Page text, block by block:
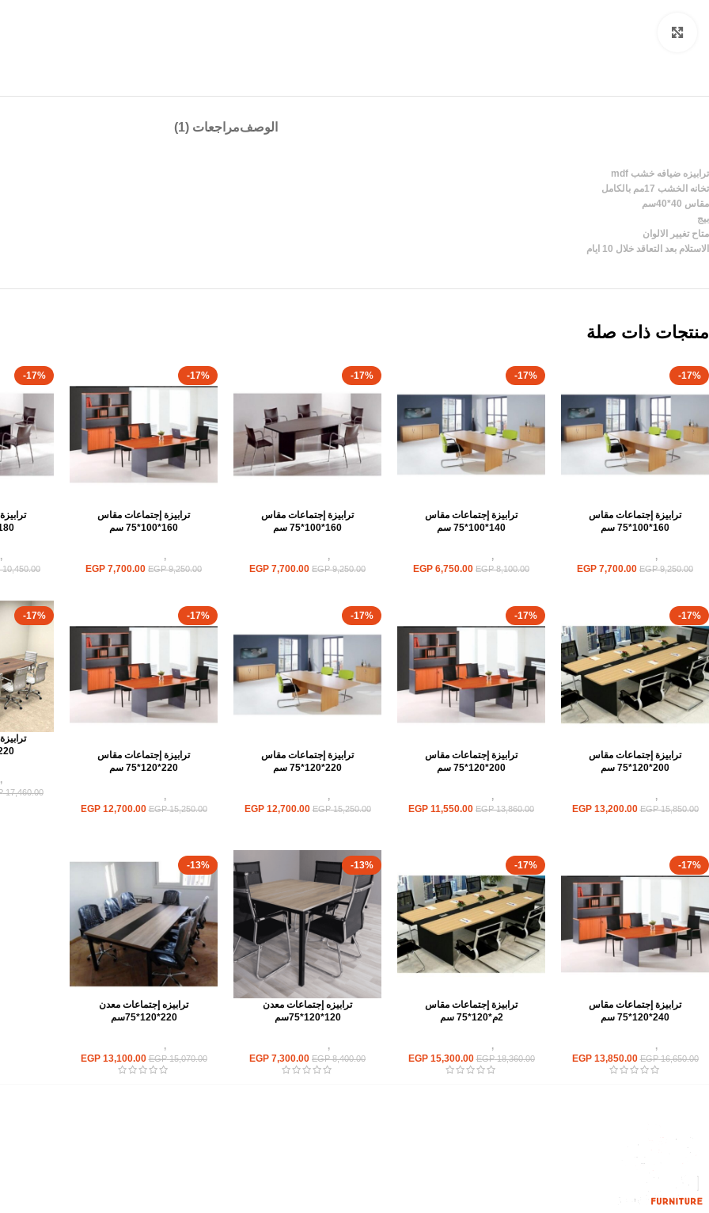
الوصفمراجعات (1)
ترابيزه ضيافه خشب mdf
تخانه الخشب 17مم بالكامل
مقاس 40*40سم
بيج
متاح تغيير الالوان
الاستلام بعد التعاقد خلال 10 ايام
منتجات ذات صلة
-17%
ترابيزة إجتماعات مقاس
160*100*75 سم
ترابيزات,
EGP9,250.00
EGP 7,700.00
-17%
ترابيزة إجتماعات مقاس
140*100*75 سم
ترابيزات,
EGP8,100.00
EGP 6,750.00
-17%
ترابيزة إجتماعات مقاس
160*100*75 سم
ترابيزات,
EGP9,250.00
EGP 7,700.00
-17%
ترابيزة إجتماعات مقاس
160*100*75 سم
ترابيزات,
EGP9,250.00
EGP 7,700.00
-17%
ترابيزات
10,450.00
-17%
ترابيزة إجتماعات مقاس
200*120*75 سم
ترابيزات,
EGP15,850.00
EGP13,200.00
-17%
ترابيزة إجتماعات مقاس
200*120*75 سم
ترابيزات,
EGP13,860.00
EGP 11,550.00
-17%
ترابيزة إجتماعات مقاس
220*120*75 سم
ترابيزات,
EGP15,250.00
EGP12,700.00
-17%
ترابيزة إجتماعات مقاس
220*120*75 سم
ترابيزات,
EGP15,250.00
EGP12,700.00
-17%
ترابيزات
17,460.00
-17%
ترابيزة إجتماعات مقاس
240*120*75 سم
ترابيزات,
EGP16,650.00
EGP13,850.00
-17%
ترابيزة إجتماعات مقاس
2م*120*75 سم
ترابيزات,
EGP18,360.00
EGP15,300.00
-13%
ترابيزه إجتماعات معدن
120*120*75سم
ترابيزات,
EGP8,400.00
EGP 7,300.00
-13%
ترابيزه إجتماعات معدن
220*120*75سم
ترابيزات,
EGP15,070.00
EGP13,100.00